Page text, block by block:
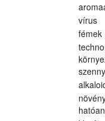
vírus
fémek